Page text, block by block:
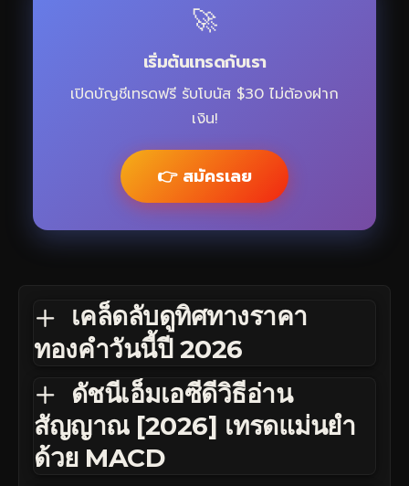
🚀
เริ่มต้นเทรดกับเรา
เปิดบัญชีเทรดฟรี รับโบนัส $30 ไม่ต้องฝาก
เงิน!
👉 สมัครเลย
เคล็ดลับดูทิศทางราคา
ทองคำวันนี้ปี 2026
ดัชนีเอ็มเอซีดีวิธีอ่าน
สัญญาณ [2026] เทรดแม่นยำ
ด้วย MACD